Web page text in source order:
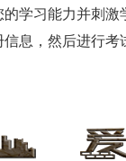
学习能力并刺激
息，然后进行考